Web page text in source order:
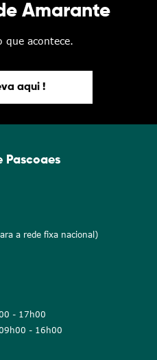
Amarante
que acontece.
aqui !
Pascoaes
a rede fixa nacional)
- 17h00
- 16h00